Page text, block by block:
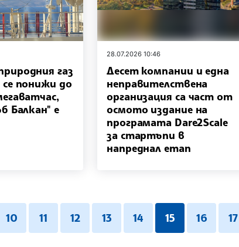
газ
се понижи до
Балкан" е
28.07.2026 10:46
Десет компании и една
неправителствена
организация са част от
осмото издание на
програмата Dare2Scale
за стартъпи в
напреднал етап
10 11 12 13 14 15 16 17